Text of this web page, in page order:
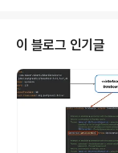
간단히 정리해보자.
은 간단하다. 바로
통은 아래와 같이 yml
Spring Boot가 자동으
준다. 참고로 Spr..
이 블로그 인기글